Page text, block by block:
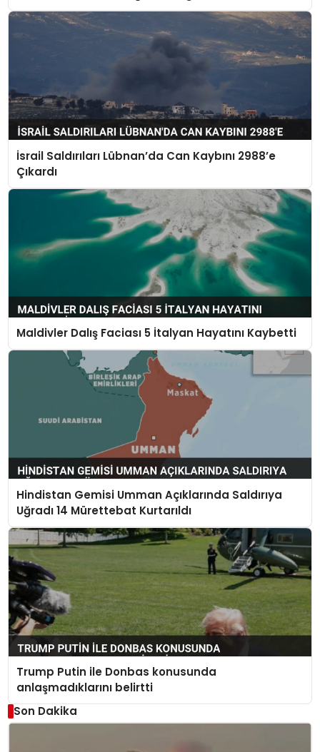
İsrail Saldırıları Lübnan’da Can Kaybını 2988’e
Çıkardı
Maldivler Dalış Faciası 5 İtalyan Hayatını Kaybetti
Hindistan Gemisi Umman Açıklarında Saldırıya
Uğradı 14 Mürettebat Kurtarıldı
Trump Putin ile Donbas konusunda
anlaşmadıklarını belirtti
Son Dakika